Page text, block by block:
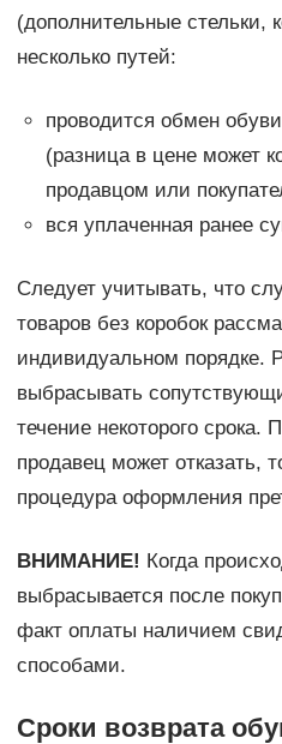
(дополнительные стельки,
несколько путей:
проводится обмен
(разница в цене может
продавцом или
вся уплаченная ранее
Следует учитывать, что
товаров без коробок
индивидуальном порядке.
выбрасывать
течение некоторого срока.
продавец может отказать,
процедура оформления
ВНИМАНИЕ! Когда
выбрасывается после
факт оплаты наличием
способами.
Сроки возврата